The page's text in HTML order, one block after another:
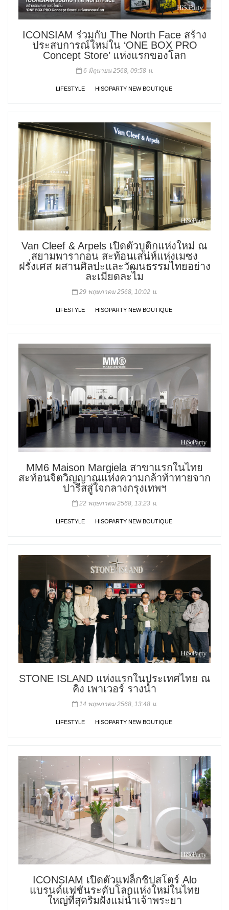
ICONSIAM ร่วมกับ The North Face สร้าง
ประสบการณ์ใหม่ใน ‘ONE BOX PRO
Concept Store’ แห่งแรกของโลก
6 มิถุนายน 2568, 09:58 น.
LIFESTYLE HISOPARTY NEW BOUTIQUE
Van Cleef & Arpels เปิดตัวบูติกแห่งใหม่ ณ
สยามพารากอน สะท้อนเสน่ห์แห่งเมซง
ฝรั่งเศส ผสานศิลปะและวัฒนธรรมไทยอย่าง
ละเมียดละไม
29 พฤษภาคม 2568, 10:02 น.
LIFESTYLE HISOPARTY NEW BOUTIQUE
MM6 Maison Margiela สาขาแรกในไทย
สะท้อนจิตวิญญาณแห่งความกล้าท้าทายจาก
ปารีสสู่ใจกลางกรุงเทพฯ
22 พฤษภาคม 2568, 13:23 น.
LIFESTYLE HISOPARTY NEW BOUTIQUE
STONE ISLAND แห่งแรกในประเทศไทย ณ
คิง เพาเวอร์ รางน้ำ
14 พฤษภาคม 2568, 13:48 น.
LIFESTYLE HISOPARTY NEW BOUTIQUE
ICONSIAM เปิดตัวแฟล็กชิปสโตร์ Alo
แบรนด์แฟชั่นระดับโลกแห่งใหม่ในไทย
ใหญ่ที่สุดริมฝั่งแม่น้ำเจ้าพระยา